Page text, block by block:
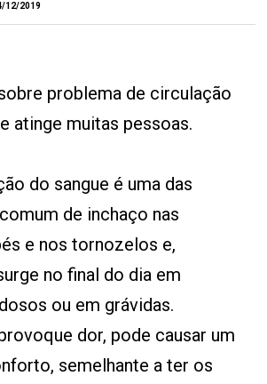
12/2019
problema de circulação
atinge muitas pessoas.
do sangue é uma das
de inchaço nas
e nos tornozelos e,
no final do dia em
ou em grávidas.
dor, pode causar um
semelhante a ter os